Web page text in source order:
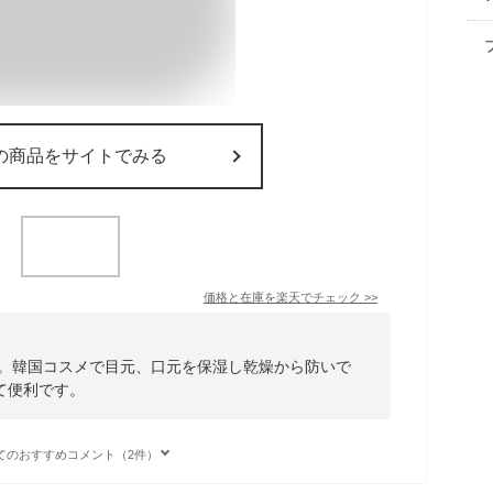
商品をサイトでみる
価格と在庫を楽天でチェック >>
韓国コスメで目元、口元を保湿し乾燥から防いで
利です。
のおすすめコメント（2件）